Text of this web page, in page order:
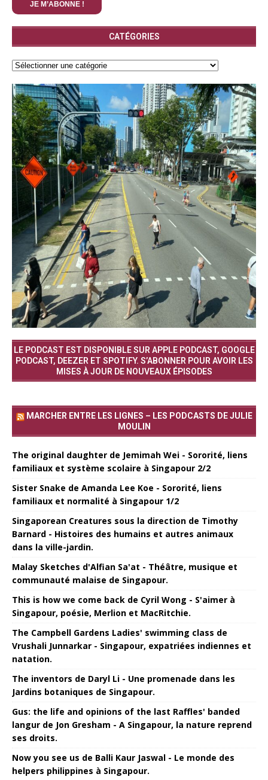
CATÉGORIES
LE PODCAST EST DISPONIBLE SUR APPLE PODCAST, GOOGLE
PODCAST, DEEZER ET SPOTIFY. S’ABONNER POUR AVOIR LES
MISES À JOUR DE NOUVEAUX ÉPISODES
MARCHER ENTRE LES LIGNES – LES PODCASTS DE JULIE
MOULIN
The original daughter de Jemimah Wei - Sororité, liens
familiaux et système scolaire à Singapour 2/2
Sister Snake de Amanda Lee Koe - Sororité, liens
familiaux et normalité à Singapour 1/2
Singaporean Creatures sous la direction de Timothy
Barnard - Histoires des humains et autres animaux
dans la ville-jardin.
Malay Sketches d'Alfian Sa'at - Théâtre, musique et
communauté malaise de Singapour.
This is how we come back de Cyril Wong - S'aimer à
Singapour, poésie, Merlion et MacRitchie.
The Campbell Gardens Ladies' swimming class de
Vrushali Junnarkar - Singapour, expatriées indiennes et
natation.
The inventors de Daryl Li - Une promenade dans les
Jardins botaniques de Singapour.
Gus: the life and opinions of the last Raffles' banded
langur de Jon Gresham - A Singapour, la nature reprend
ses droits.
Now you see us de Balli Kaur Jaswal - Le monde des
helpers philippines à Singapour.